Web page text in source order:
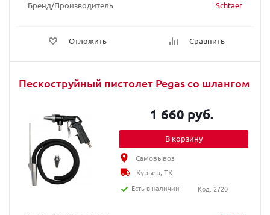
Бренд/Производитель Schtaer
Отложить Сравнить
Пескоструйный пистолет Pegas со шлангом
1 660 руб.
В корзину
Самовывоз
Курьер, ТК
Есть в наличии
Код: 2720